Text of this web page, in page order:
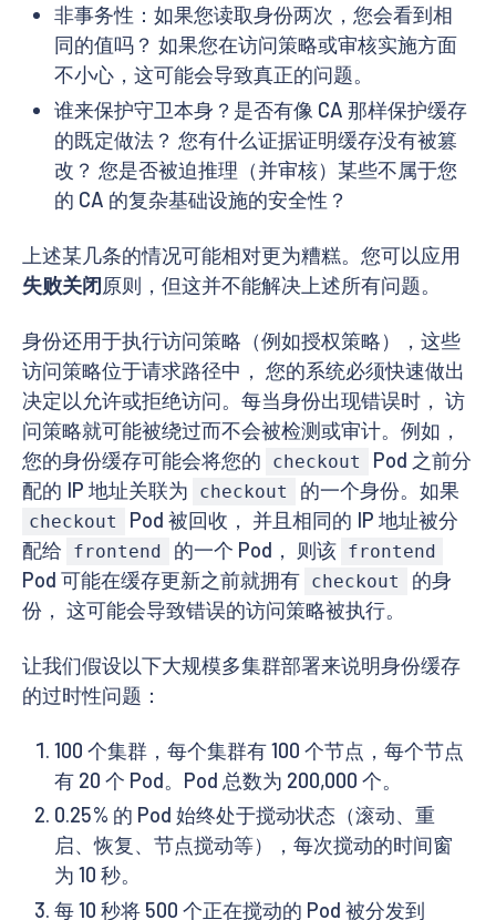
非事务性：如果您读取身份两次，您会看到相
同的值吗？ 如果您在访问策略或审核实施方面
不小心，这可能会导致真正的问题。
谁来保护守卫本身？是否有像 CA 那样保护缓存
的既定做法？ 您有什么证据证明缓存没有被篡
改？ 您是否被迫推理（并审核）某些不属于您
的 CA 的复杂基础设施的安全性？
上述某几条的情况可能相对更为糟糕。您可以应用
失败关闭原则，但这并不能解决上述所有问题。
身份还用于执行访问策略（例如授权策略），这些
访问策略位于请求路径中， 您的系统必须快速做出
决定以允许或拒绝访问。每当身份出现错误时， 访
问策略就可能被绕过而不会被检测或审计。例如，
您的身份缓存可能会将您的
checkout
Pod 之前分
配的 IP 地址关联为
checkout 的一个身份。如果
checkout
Pod 被回收， 并且相同的 IP 地址被分
配给
frontend 的一个 Pod， 则该 frontend
Pod 可能在缓存更新之前就拥有 checkout
的身
份， 这可能会导致错误的访问策略被执行。
让我们假设以下大规模多集群部署来说明身份缓存
的过时性问题：
100 个集群，每个集群有 100 个节点，每个节点
有 20 个 Pod。Pod 总数为 200,000 个。
0.25% 的 Pod 始终处于搅动状态（滚动、重
启、恢复、节点搅动等），每次搅动的时间窗
为 10 秒。
每 10 秒将 500 个正在搅动的 Pod 被分发到